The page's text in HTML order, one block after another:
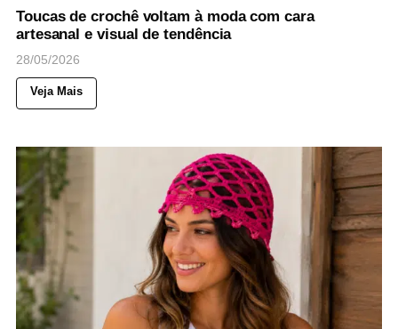
Toucas de crochê voltam à moda com cara
artesanal e visual de tendência
28/05/2026
Veja Mais